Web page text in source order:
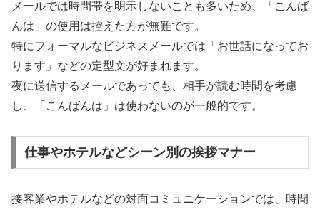
メールでは時間帯を明示しないことも多いため、「こんば
んは」の使用は控えた方が無難です。
特にフォーマルなビジネスメールでは「お世話になってお
ります」などの定型文が好まれます。
夜に送信するメールであっても、相手が読む時間を考慮
し、「こんばんは」は使わないのが一般的です。
仕事やホテルなどシーン別の挨拶マナー
接客業やホテルなどの対面コミュニケーションでは、時間